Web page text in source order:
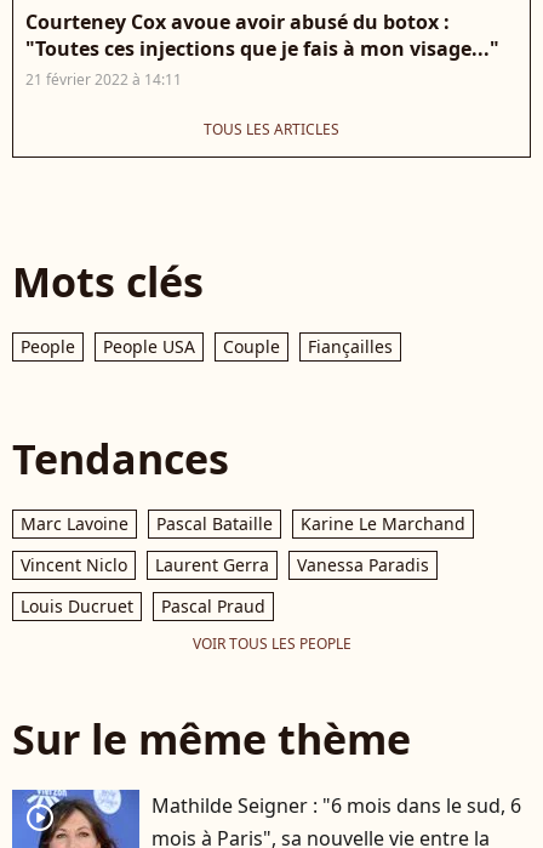
Courteney Cox avoue avoir abusé du botox :
"Toutes ces injections que je fais à mon visage..."
21 février 2022 à 14:11
TOUS LES ARTICLES
Mots clés
People People USA Couple Fiançailles
Tendances
Marc Lavoine Pascal Bataille
Karine Le Marchand
Vincent Niclo
Laurent Gerra
Vanessa Paradis
Louis Ducruet
Pascal Praud
VOIR TOUS LES PEOPLE
Sur le même thème
player2
Mathilde Seigner : "6 mois dans le sud, 6
mois à Paris", sa nouvelle vie entre la